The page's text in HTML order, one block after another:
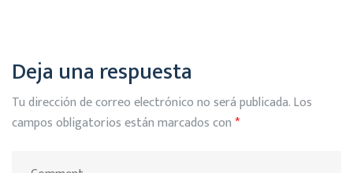
Deja una respuesta
Tu dirección de correo electrónico no será publicada.Los
campos obligatorios están marcados con*